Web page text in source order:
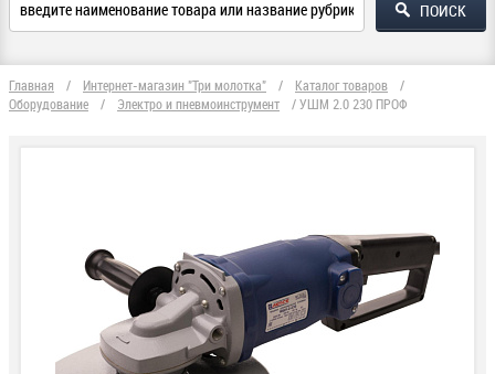
Главная / Интернет-магазин "Три молотка" / Каталог товаров
/
Оборудование
/ Электро и пневмоинструмент /УШМ 2.0 230 ПРОФ